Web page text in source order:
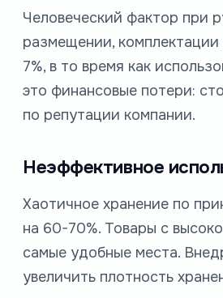
Человеческий фактор при
размещении,
7%, в то время как
это финансовые потери:
по репутации компании.
Неэффективное
Хаотичное хранение по
на 60-70%. Товары с
самые удобные места.
увеличить плотность